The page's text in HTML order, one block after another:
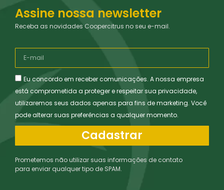
Assine nossa newsletter
Receba as novidades Coopercitrus no seu e-mail.
Eu concordo em receber comunicações. A nossa empresa
está comprometida a proteger e respeitar sua privacidade,
utilizaremos seus dados apenas para fins de marketing. Você
pode alterar suas preferências a qualquer momento.
Cadastrar
Prometemos não utilizar suas informações de contato
para enviar qualquer tipo de SPAM.